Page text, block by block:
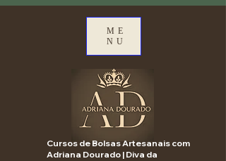
ME
NU
Cursos de Bolsas Artesanais com
Adriana Dourado | Diva da